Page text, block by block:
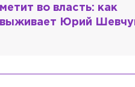
воровал гумпомощь:
о Зеленском